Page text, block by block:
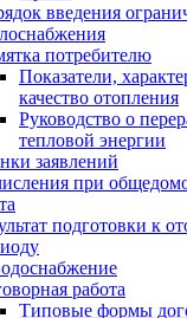
введения
потребителю
Показатели,
качество отопления
Руководство о
тепловой энергии
заявлений
при
подготовки к
работа
Типовые формы